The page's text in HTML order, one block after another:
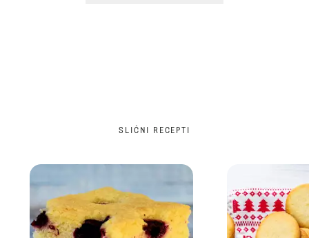
SLIČNI RECEPTI